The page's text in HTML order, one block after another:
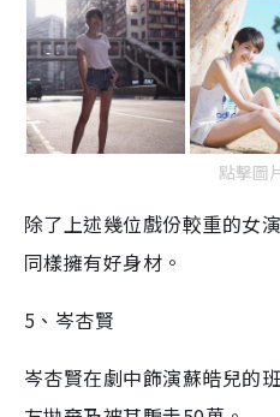
點擊圖
除了上述幾位戲份較重的女
同樣擁有好身材。
5、岑杏賢
岑杏賢在劇中飾演蘇皓兒的